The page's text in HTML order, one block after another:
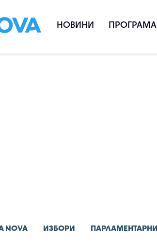
НОВИНИ ПРОГРАМА
NOVA ИЗБОРИ